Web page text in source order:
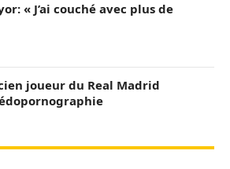
« J’ai couché avec plus de
joueur du Real Madrid